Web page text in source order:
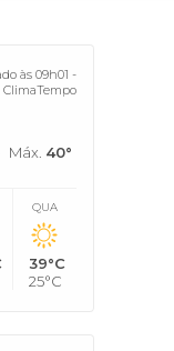
às 09h01 -
ClimaTempo
Máx. 40°
QUA
39°C
25°C